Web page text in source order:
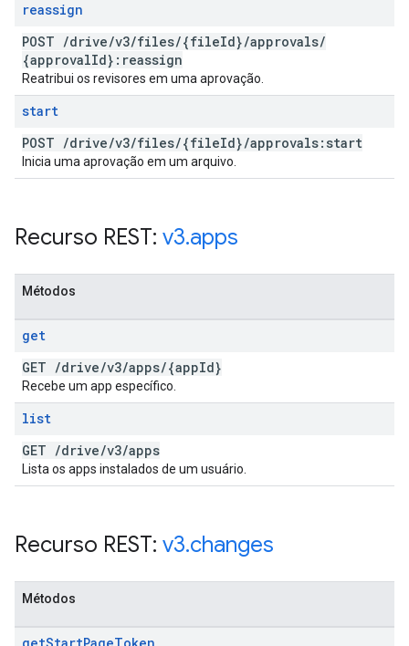
reassign
POST /drive/v3/files/{fileId}/approvals/
{approvalId}:reassign
Reatribui os revisores em uma aprovação.
start
POST /drive/v3/files/{fileId}/approvals:start
Inicia uma aprovação em um arquivo.
Recurso REST: v3.apps
Métodos
get
GET /drive/v3/apps/{appId}
Recebe um app específico.
list
GET /drive/v3/apps
Lista os apps instalados de um usuário.
Recurso REST: v3.changes
Métodos